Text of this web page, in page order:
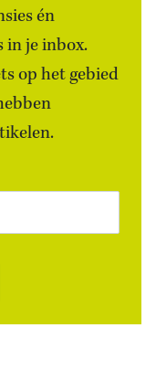
én
in je inbox.
op het gebied